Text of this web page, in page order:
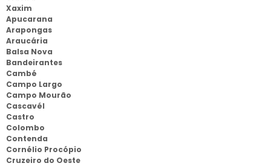
Xaxim
Apucarana
Arapongas
Araucária
Balsa Nova
Bandeirantes
Cambé
Campo Largo
Campo Mourão
Cascavél
Castro
Colombo
Contenda
Cornélio Procópio
Cruzeiro do Oeste